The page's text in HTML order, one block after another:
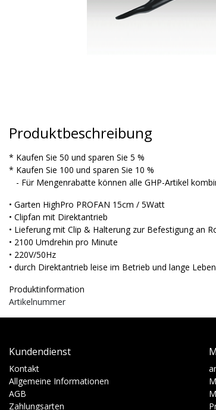
Produktbeschreibung
* Kaufen Sie 50 und sparen Sie 5 %
* Kaufen Sie 100 und sparen Sie 10 %
- Für Mengenrabatte können alle GHP-Artikel
• Garten HighPro PROFAN 15cm / 5Watt
• Clipfan mit Direktantrieb
• Lieferung mit Clip & Halterung zur Befestigung an
• 2100 Umdrehin pro Minute
• 220V/50Hz
• durch Direktantrieb leise im Betrieb und lange
Produktinformation
Artikelnummer
Kundendienst
Kontakt
Allgemeine Informationen
AGB
Zahlungsarten